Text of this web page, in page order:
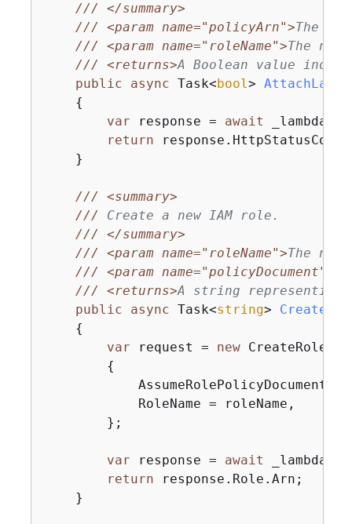
///
</summary>
///
<param name="policyArn">The
///
<param name="roleName">The
///
<returns>A Boolean value
public
async Task<bool>
{
var response = await
return response.HttpStatusCode
    }
///
<summary>
/// Create a new IAM role.
///
</summary>
///
<param name="roleName">The
///
<param name="policyDocument">
///
<returns>A string representing
public
async Task<string>
{
var request = new
{
AssumeRolePolicyDocument =
            RoleName = roleName,
        };
var response = await
return response.Role.Arn;
    }